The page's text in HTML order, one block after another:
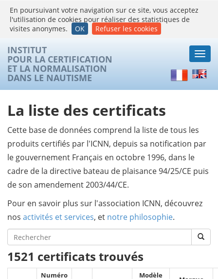
En poursuivant votre navigation sur ce site, vous acceptez
l'utilisation de cookies pour réaliser des statistiques de
visites anonymes.
OK Refuser les cookies
INSTITUT
POUR LA CERTIFICATION
ET LA NORMALISATION
DANS LE NAUTISME FrançaisEnglish
La liste des certificats
Cette base de données comprend la liste de tous les
produits certifiés par l'ICNN, depuis sa notification par
le gouvernement Français en octobre 1996, dans le
cadre de la directive bateau de plaisance 94/25/CE puis
de son amendement 2003/44/CE.
Pour en savoir plus sur l'association ICNN, découvrez
nos activités et services, et notre philosophie.
1521 certificats trouvés
Numéro
Modèle